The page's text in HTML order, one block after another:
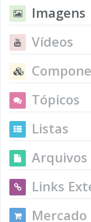
Imagens
Vídeos
Tópicos
Listas
Arquivos
Links
Mercado